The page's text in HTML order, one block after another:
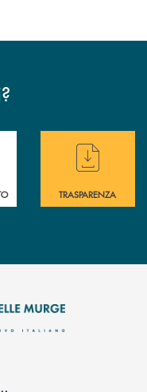
?
immediata ?
Hai bisogno di
TRASPARENZA